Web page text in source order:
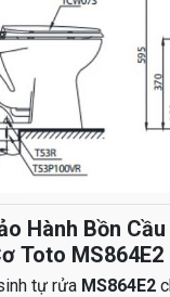
Hành Bồn
Toto MS864E2
tự rửa MS864E2